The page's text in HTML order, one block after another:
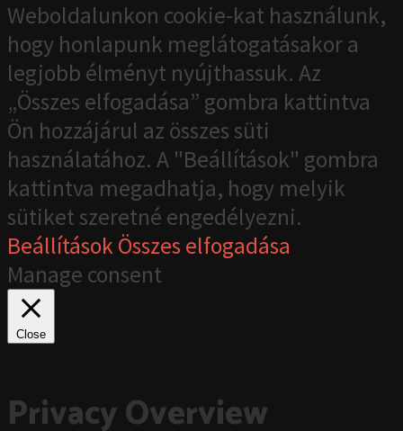
Weboldalunkon cookie-kat használunk,
hogy honlapunk meglátogatásakor a
legjobb élményt nyújthassuk. Az
„Összes elfogadása” gombra kattintva
Ön hozzájárul az összes süti
használatához. A "Beállítások" gombra
kattintva megadhatja, hogy melyik
sütiket szeretné engedélyezni.
BeállításokÖsszes elfogadása
Manage consent
Close
Privacy Overview